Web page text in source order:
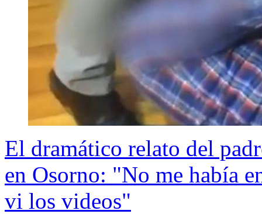
El dramático relato del
en Osorno: "No me había
vi los videos"